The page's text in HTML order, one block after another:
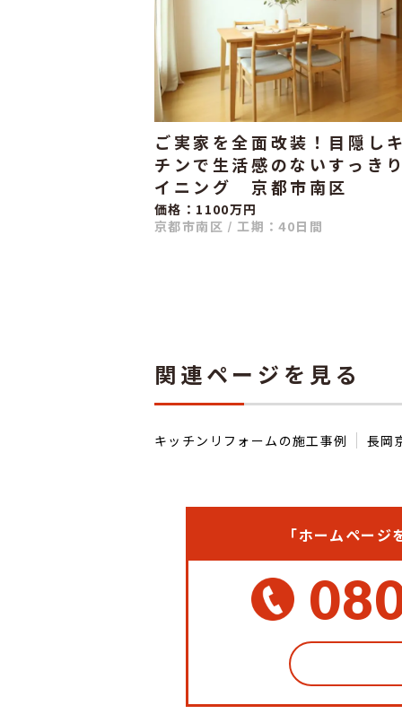
ご実家を全面改装！目隠し
チンで生活感のないすっき
イニング 京都市南区
価格：1100万円
京都市南区 / 工期：40日間
関連ページを見る
キッチンリフォームの施工事例 長岡
「ホームペー